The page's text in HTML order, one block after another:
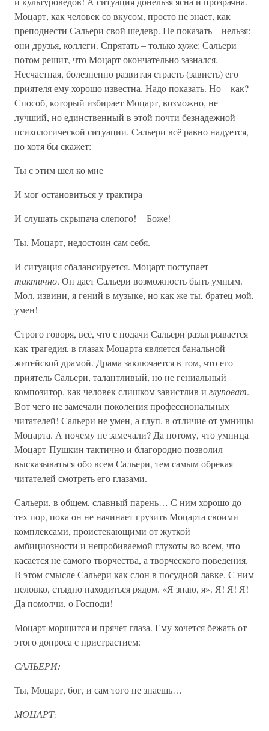
Моцарт, как человек со вкусом, просто не знает, как
преподнести Сальери свой шедевр. Не показать – нельзя:
они друзья, коллеги. Спрятать – только хуже: Сальери
потом решит, что Моцарт окончательно зазнался.
Несчастная, болезненно развитая страсть (зависть) его
приятеля ему хорошо известна. Надо показать. Но – как?
Способ, который избирает Моцарт, возможно, не
лучший, но единственный в этой почти безнадежной
психологической ситуации. Сальери всё равно надуется,
но хотя бы скажет:
Ты с этим шел ко мне
И мог остановиться у трактира
И слушать скрыпача слепого! – Боже!
Ты, Моцарт, недостоин сам себя.
И ситуация сбалансируется. Моцарт поступает
тактично. Он дает Сальери возможность быть умным.
Мол, извини, я гений в музыке, но как же ты, братец мой,
умен!
Строго говоря, всё, что с подачи Сальери разыгрывается
как трагедия, в глазах Моцарта является банальной
житейской драмой. Драма заключается в том, что его
приятель Сальери, талантливый, но не гениальный
композитор, как человек слишком завистлив и глуповат.
Вот чего не замечали поколения профессиональных
читателей! Сальери не умен, а глуп, в отличие от умницы
Моцарта. А почему не замечали? Да потому, что умница
Моцарт-Пушкин тактично и благородно позволил
высказываться обо всем Сальери, тем самым обрекая
читателей смотреть его глазами.
Сальери, в общем, славный парень… С ним хорошо до
тех пор, пока он не начинает грузить Моцарта своими
комплексами, проистекающими от жуткой
амбициозности и непробиваемой глухоты во всем, что
касается не самого творчества, а творческого поведения.
В этом смысле Сальери как слон в посудной лавке. С ним
неловко, стыдно находиться рядом. «Я знаю, я». Я! Я! Я!
Да помолчи, о Господи!
Моцарт морщится и прячет глаза. Ему хочется бежать от
этого допроса с пристрастием:
САЛЬЕРИ:
Ты, Моцарт, бог, и сам того не знаешь…
МОЦАРТ: